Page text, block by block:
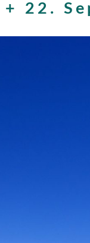
+ 22.